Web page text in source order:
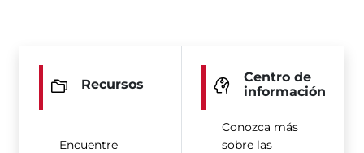
Recursos
Encuentre
Centro de
información
Conozca más
sobre las